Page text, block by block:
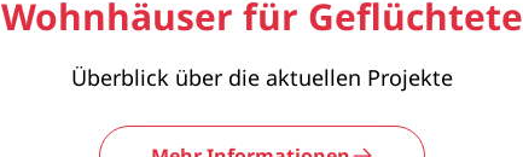
Wohnhäuser für Geflüchtete
Überblick über die aktuellen Projekte